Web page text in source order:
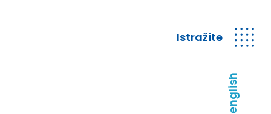
Istražite
english